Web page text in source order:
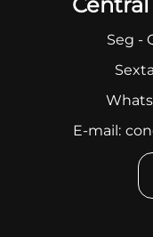
Seg -
E-mail: